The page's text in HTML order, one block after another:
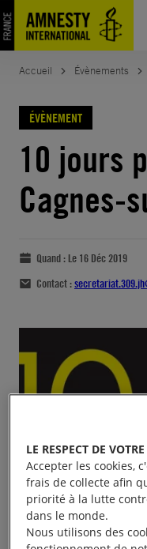
Accueil Évènements
ÉVÈNEMENT
10 jours
Cagnes-
Quand : Le 16 Déc 2019
Contact :
LE RESPECT DE
Accepter les cookies,
frais de collecte afin
priorité à la lutte
dans le monde.
Nous utilisons des